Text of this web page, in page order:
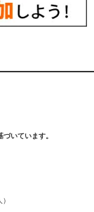
いています。